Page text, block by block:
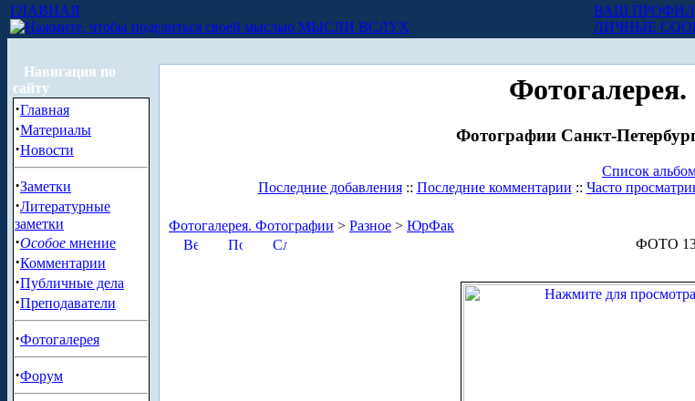
ГЛАВНАЯ
МЫСЛИ ВСЛУХ
ВАШ
ЛИЧНЫЕ
Навигация по
сайту
·Главная
·Материалы
·Новости
·Заметки
·Литературные
заметки
·Особое мнение
·Комментарии
·Публичные дела
·Преподаватели
·Фотогалерея
·Форум
Фотографии Санкт-
Список
Последние добавления:: Последние комментарии :: Часто
Фотогалерея. Фотографии > Разное > ЮрФак
ФОТО 13